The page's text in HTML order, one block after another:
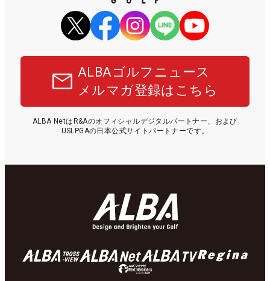
ALBAゴルフニュース
メルマガ登録はこちら
ALBA NetはR&Aのオフィシャルデジタルパートナー、および
USLPGAの日本公式サイトパートナーです。